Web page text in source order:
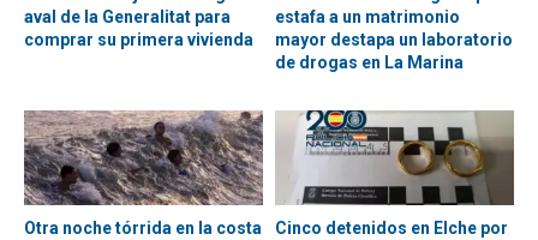
aval de la Generalitat para
comprar su primera vivienda
estafa a un matrimonio
mayor destapa un laboratorio
de drogas en La Marina
Otra noche tórrida en la costa
Cinco detenidos en Elche por